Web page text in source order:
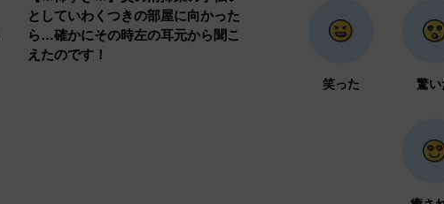
としていわくつきの部屋に向かった
ら…確かにその時左の耳元から聞こ
えたのです！
笑った 驚い